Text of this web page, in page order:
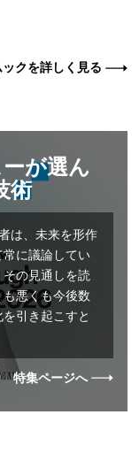
クを詳しく見る
が選ん
術
は、未来を形作
に議論してい
の見通しを読
悪くも今後数
引き起こすと
特集ページへ